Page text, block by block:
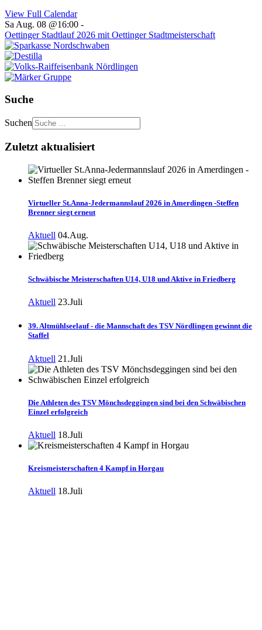
View Full Calendar
Sa Aug. 08 @16:00 -
Oettinger Stadtlauf 2026 mit Oettinger Stadtmeisterschaft
Suche
Suchen
Zuletzt aktualisiert
Virtueller St.Anna-Jedermannslauf 2026 in Amerdingen -Steffen
Brenner siegt erneut
Aktuell 04.Aug.
Schwäbische Meisterschaften U14, U18 und Aktive in Friedberg
Aktuell 23.Juli
39. Altmühlseelauf - die Mannschaft des TSV Nördlingen gewinnt die
Staffel
Aktuell 21.Juli
Die Athleten des TSV Mönchsdeggingen sind bei den Schwäbischen
Einzel erfolgreich
Aktuell 18.Juli
Kreismeisterschaften 4 Kampf in Horgau
Aktuell 18.Juli